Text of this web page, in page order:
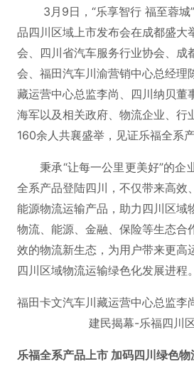
3月9日，“乐享智行 福至蓉城
品四川区域上市发布会在成都盛大
会、四川省汽车服务行业协会、成
会、福田汽车川渝营销中心总经理
藏运营中心总监李尚、四川纳贝董
海军以及相关政府、物流企业、行
160余人共襄盛举，见证乐福全系
秉承“让每一公里更美好”的企
全系产品登陆四川，不仅带来高效
能源物流运输产品，助力四川区域
物流、能源、金融、保险等生态合
效的物流新生态，为用户带来更高
四川区域物流运输绿色化发展进程。
福田卡文汽车川藏运营中心总监李
建民揭幕-乐福四川
乐福全系产品上市 加码四川绿色